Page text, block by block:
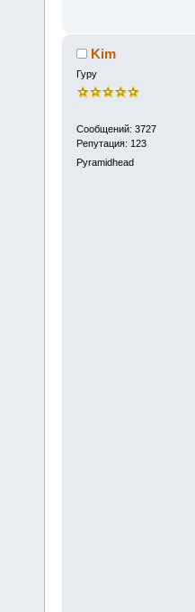
Kim
Гуру
Сообщений: 3727
Репутация: 123
Pyramidhead